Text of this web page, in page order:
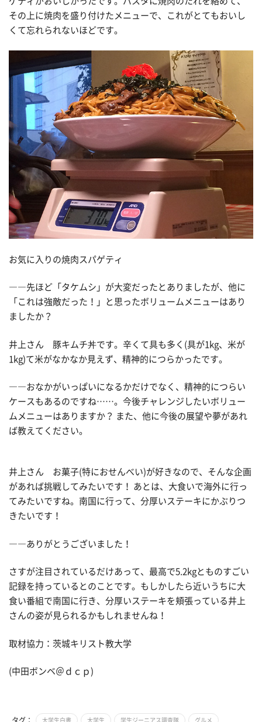
その上に焼肉を盛り付けたメニューで、これがとてもおいし
くて忘れられないほどです。
お気に入りの焼肉スパゲティ
――先ほど「タケムシ」が大変だったとありましたが、他に
「これは強敵だった！」と思ったボリュームメニューはあり
ましたか？
井上さん 豚キムチ丼です。辛くて具も多く(具が1kg、米が
1kg)て米がなかなか見えず、精神的につらかったです。
――おなかがいっぱいになるかだけでなく、精神的につらい
ケースもあるのですね……。今後チャレンジしたいボリュー
ムメニューはありますか？ また、他に今後の展望や夢があれ
ば教えてください。
井上さん お菓子(特におせんべい)が好きなので、そんな企画
があれば挑戦してみたいです！ あとは、大食いで海外に行っ
てみたいですね。南国に行って、分厚いステーキにかぶりつ
きたいです！
――ありがとうございました！
さすが注目されているだけあって、最高で5.2kgとものすごい
記録を持っているとのことです。もしかしたら近いうちに大
食い番組で南国に行き、分厚いステーキを頬張っている井上
さんの姿が見られるかもしれませんね！
取材協力：茨城キリスト教大学
(中田ボンベ＠ｄｃｐ)
タグ： 大学生白書 大学生 学生ジーニアス調査隊 グルメ